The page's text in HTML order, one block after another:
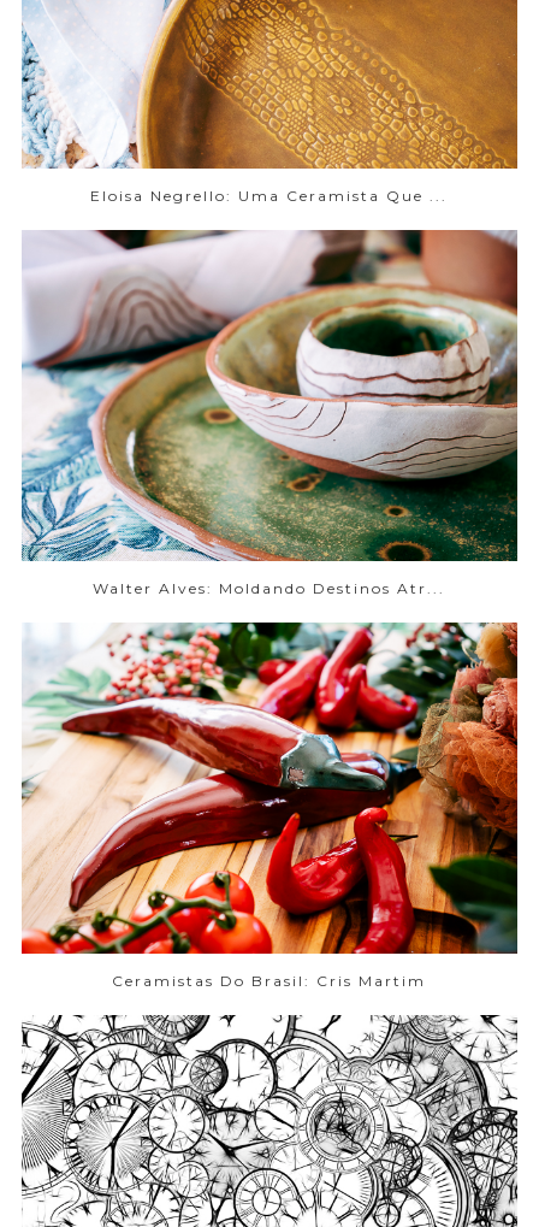
Eloisa Negrello: Uma Ceramista Que ...
Walter Alves: Moldando Destinos Atr...
Ceramistas Do Brasil: Cris Martim